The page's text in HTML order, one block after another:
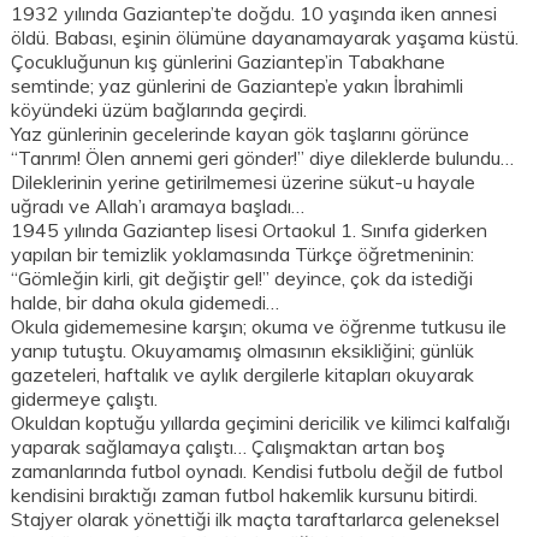
1932 yılında Gaziantep’te doğdu. 10 yaşında iken annesi
öldü. Babası, eşinin ölümüne dayanamayarak yaşama küstü.
Çocukluğunun kış günlerini Gaziantep’in Tabakhane
semtinde; yaz günlerini de Gaziantep’e yakın İbrahimli
köyündeki üzüm bağlarında geçirdi.
Yaz günlerinin gecelerinde kayan gök taşlarını görünce
“Tanrım! Ölen annemi geri gönder!” diye dileklerde bulundu…
Dileklerinin yerine getirilmemesi üzerine sükut-u hayale
uğradı ve Allah’ı aramaya başladı…
1945 yılında Gaziantep lisesi Ortaokul 1. Sınıfa giderken
yapılan bir temizlik yoklamasında Türkçe öğretmeninin:
“Gömleğin kirli, git değiştir gel!” deyince, çok da istediği
halde, bir daha okula gidemedi…
Okula gidememesine karşın; okuma ve öğrenme tutkusu ile
yanıp tutuştu. Okuyamamış olmasının eksikliğini; günlük
gazeteleri, haftalık ve aylık dergilerle kitapları okuyarak
gidermeye çalıştı.
Okuldan koptuğu yıllarda geçimini dericilik ve kilimci kalfalığı
yaparak sağlamaya çalıştı… Çalışmaktan artan boş
zamanlarında futbol oynadı. Kendisi futbolu değil de futbol
kendisini bıraktığı zaman futbol hakemlik kursunu bitirdi.
Stajyer olarak yönettiği ilk maçta taraftarlarca geleneksel